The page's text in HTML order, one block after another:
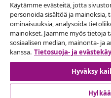
Peruuta tilaus
Lähetä tilauksen
Käytämme evästeitä, jotta
personoida sisältöä ja mainoksia,
ominaisuuksia, analysoida
mainokset. Jaamme myös tietoja
sosiaalisen median, mainonta- ja
kanssa. Tietosuoja- ja
Hyväksy